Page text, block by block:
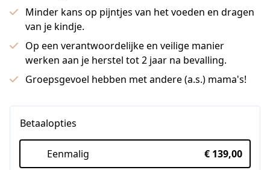
Minder kans op pijntjes van het voeden en dragen
van je kindje.
Op een verantwoordelijke en veilige manier
werken aan je herstel tot 2 jaar na bevalling.
Groepsgevoel hebben met andere (a.s.) mama's!
Betaalopties
Eenmalig € 139,00